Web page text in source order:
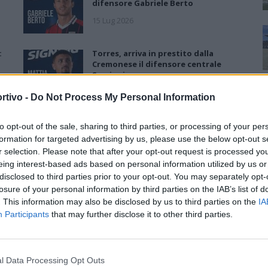
- Do Not Process My Personal Information
opt-out of the sale, sharing to third parties, or processing of your
for targeted advertising by us, please use the below opt-out
selection. Please note that after your opt-out request is processed
interest-based ads based on personal information utilized by us
to third parties prior to your opt-out. You may separately
of your personal information by third parties on the IAB’s list of
This information may also be disclosed by us to third parties on the
Participants that may further disclose it to other third parties.
Data Processing Opt Outs
difensore Gabriele Berto
15 Lug 2026
Torres, arriva in prestito dalla
Cremonese il difensore centrale
Scaringi
10 Lug 2026
Torres, primo acquisto: Nicholas
Pennington firma un biennale
7 Lug 2026
Torres, Greco confermato e
contratto fino al 2028: «Ha
dimostrato attaccamento e valori
importanti»